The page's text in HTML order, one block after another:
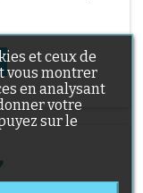
et séchez la
ne brille plus. 6/
et ceux de
vous montrer
en analysant
votre
sur le